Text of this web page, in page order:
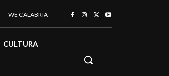
WE CALABRIA
CULTURA